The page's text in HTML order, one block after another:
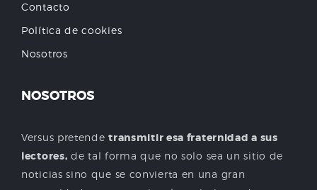
Contacto
Política de cookies
Nosotros
NOSOTROS
Versus pretendetransmitir esa fraternidad a sus
lectores, de tal forma que no solo sea un sitio de
noticias sino que se convierta en una gran